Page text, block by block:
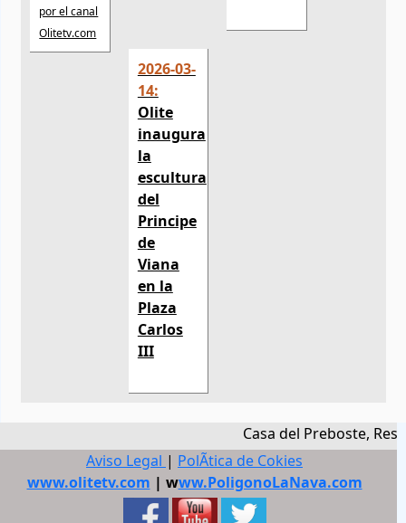
por el canal
Olitetv.com
2026-03-
14:
Olite
inaugura
la
escultura
del
Principe
de
Viana
en la
Plaza
Carlos
III
Casa del Preboste,
Aviso Legal | PolÃ­tica de Cokies
www.olitetv.com | www.PoligonoLaNava.com